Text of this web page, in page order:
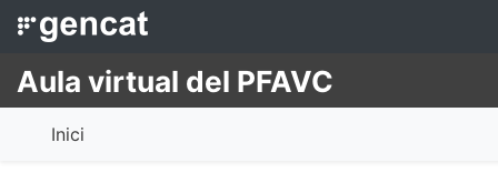
Ves al contingut principal
Aula virtual del PFAVC
Inici